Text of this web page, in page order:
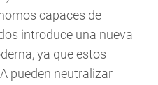
capaces de
introduce una nueva
ya que estos
pueden neutralizar